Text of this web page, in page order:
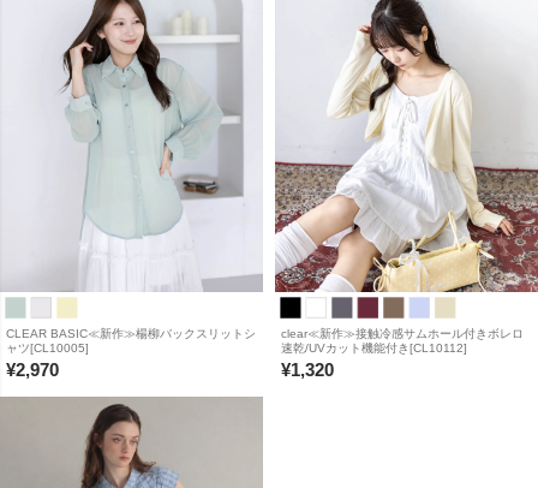
CLEAR BASIC≪新作≫楊柳バックスリットシ
ャツ[CL10005]
¥2,970
clear≪新作≫接触冷感サムホール付きボレロ
速乾/UVカット機能付き[CL10112]
¥1,320